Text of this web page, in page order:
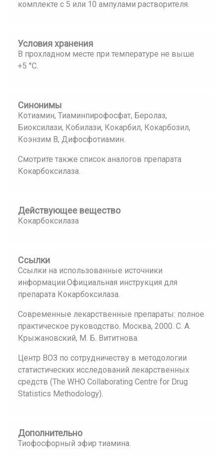
комплекте с 5 или 10 ампулами растворителя.
Условия хранения
В прохладном месте при температуре не выше
+5 °С.
Синонимы
Котиамин, Тиаминпирофосфат, Беролаз,
Биоксилази, Кобилази, Кокарбил, Кокарбозил,
Коэнзим В, Дифосфотиамин.
Смотрите также список аналогов препарата
Кокарбоксилаза.
Действующее вещество
Кокарбоксилаза
Ссылки
Ссылки на использованные источники
информации.Официальная инструкция для
препарата Кокарбоксилаза.
Современные лекарственные препараты: полное
практическое руководство. Москва, 2000. С. А.
Крыжановский, М. Б. Вититнова.
Центр ВОЗ по сотрудничеству в методологии
статистических исследований лекарственных
средств (The WHO Collaborating Centre for Drug
Statistics Methodology).
Дополнительно
Тиофосфорный эфир тиамина.